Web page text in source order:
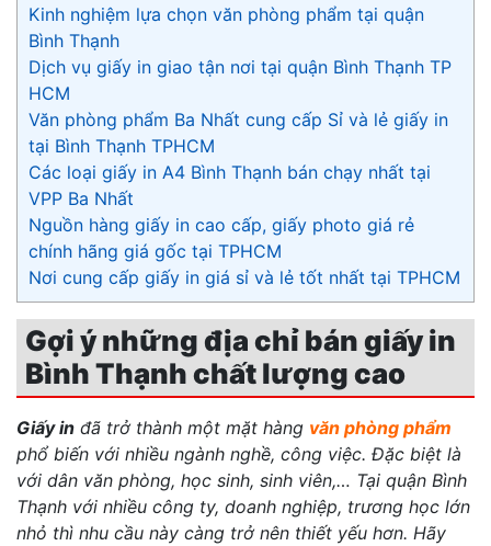
Kinh nghiệm lựa chọn văn phòng phẩm tại quận
Bình Thạnh
Dịch vụ giấy in giao tận nơi tại quận Bình Thạnh TP
HCM
Văn phòng phẩm Ba Nhất cung cấp Sỉ và lẻ giấy in
tại Bình Thạnh TPHCM
Các loại giấy in A4 Bình Thạnh bán chạy nhất tại
VPP Ba Nhất
Nguồn hàng giấy in cao cấp, giấy photo giá rẻ
chính hãng giá gốc tại TPHCM
Nơi cung cấp giấy in giá sỉ và lẻ tốt nhất tại TPHCM
Gợi ý những địa chỉ bán giấy in
Bình Thạnh chất lượng cao
Giấy in đã trở thành một mặt hàng văn phòng phẩm
phổ biến với nhiều ngành nghề, công việc. Đặc biệt là
với dân văn phòng, học sinh, sinh viên,… Tại quận Bình
Thạnh với nhiều công ty, doanh nghiệp, trương học lớn
nhỏ thì nhu cầu này càng trở nên thiết yếu hơn. Hãy